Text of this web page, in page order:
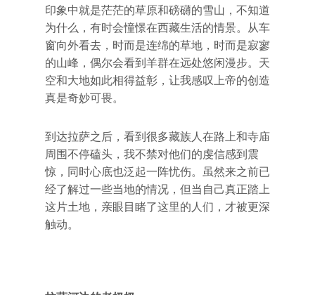
印象中就是茫茫的草原和磅礴的雪山，不知道
为什么，有时会憧憬在西藏生活的情景。从车
窗向外看去，时而是连绵的草地，时而是寂寥
的山峰，偶尔会看到羊群在远处悠闲漫步。天
空和大地如此相得益彰，让我感叹上帝的创造
真是奇妙可畏。
到达拉萨之后，看到很多藏族人在路上和寺庙
周围不停磕头，我不禁对他们的虔信感到震
惊，同时心底也泛起一阵忧伤。虽然来之前已
经了解过一些当地的情况，但当自己真正踏上
这片土地，亲眼目睹了这里的人们，才被更深
触动。